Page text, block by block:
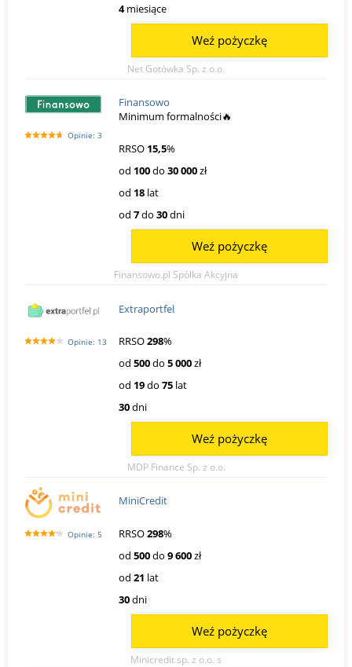
4miesiące
Net Gotówka Sp. z o.o.
Weź pożyczkę
Opinie: 3
Finansowo
Minimum formalności🔥
RRSO 15,5%
od 100do 30 000zł
od 18 lat
od 7do 30dni
Finansowo.pl Spółka Akcyjna
Weź pożyczkę
Opinie: 13
Extraportfel
RRSO298%
od 500do 5 000zł
od 19do 75 lat
30dni
MDP Finance Sp. z o.o.
Weź pożyczkę
Opinie: 5
MiniCredit
RRSO298%
od 500do 9 600zł
od 21 lat
30dni
Minicredit sp. z o.o. s
Weź pożyczkę